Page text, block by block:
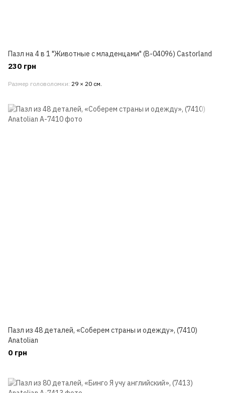
Пазл на 4 в 1 "Животные с младенцами" (В-04096) Castorland
230 грн
Размер головоломки 29 × 20 см.
Пазл из 48 деталей, «Соберем страны и одежду», (7410)
Anatolian
0 грн